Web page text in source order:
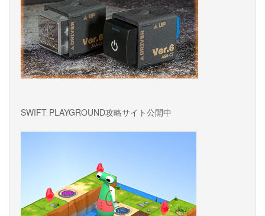
SWIFT PLAYGROUND攻略サイト公開中